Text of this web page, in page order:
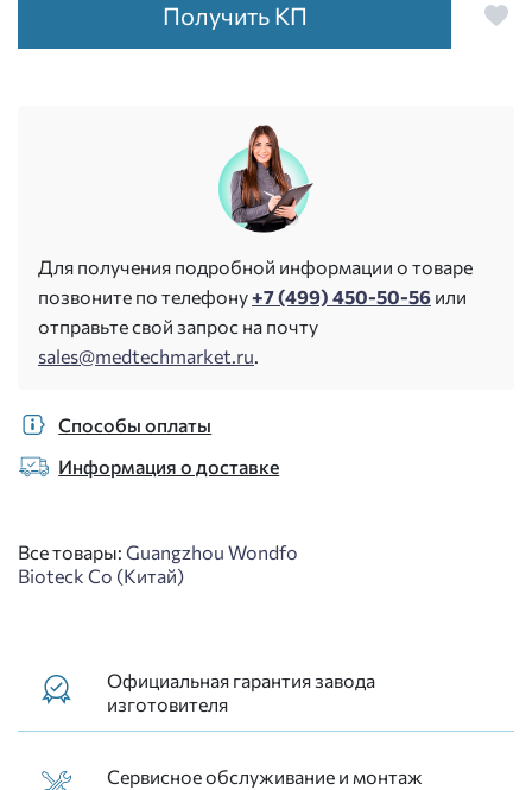
Получить КП
Для получения подробной информации о товаре
позвоните по телефону+7 (499) 450-50-56 или
отправьте свой запрос на почту
sales@medtechmarket.ru.
Способы оплаты
Информация о доставке
Все товары: Guangzhou Wondfo
Bioteck Co (Китай)
Официальная гарантия завода
изготовителя
Сервисное обслуживание и монтаж